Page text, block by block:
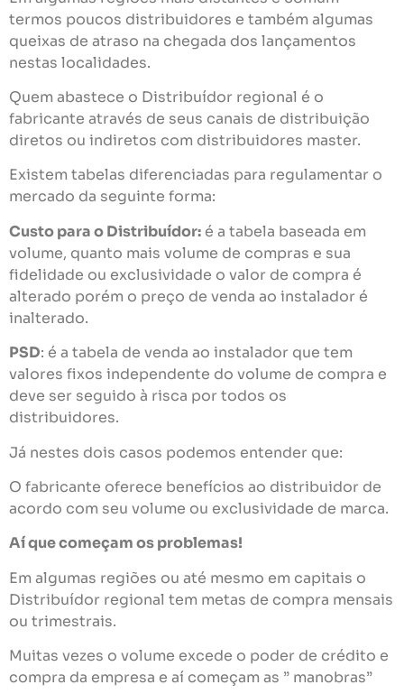
termos poucos distribuidores e também algumas
queixas de atraso na chegada dos lançamentos
nestas localidades.
Quem abastece o Distribuídor regional é o
fabricante através de seus canais de distribuição
diretos ou indiretos com distribuidores master.
Existem tabelas diferenciadas para regulamentar o
mercado da seguinte forma:
Custo para o Distribuídor: é a tabela baseada em
volume, quanto mais volume de compras e sua
fidelidade ou exclusividade o valor de compra é
alterado porém o preço de venda ao instalador é
inalterado.
PSD: é a tabela de venda ao instalador que tem
valores fixos independente do volume de compra e
deve ser seguido à risca por todos os
distribuidores.
Já nestes dois casos podemos entender que:
O fabricante oferece benefícios ao distribuidor de
acordo com seu volume ou exclusividade de marca.
Aí que começam os problemas!
Em algumas regiões ou até mesmo em capitais o
Distribuídor regional tem metas de compra mensais
ou trimestrais.
Muitas vezes o volume excede o poder de crédito e
compra da empresa e aí começam as ” manobras”